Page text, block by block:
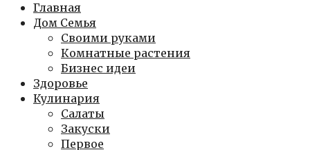
Главная
Дом Семья
Своими руками
Комнатные растения
Бизнес идеи
Здоровье
Кулинария
Салаты
Закуски
Первое